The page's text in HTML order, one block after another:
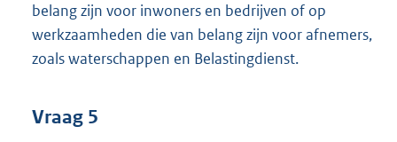
belang zijn voor inwoners en bedrijven of op
werkzaamheden die van belang zijn voor afnemers,
zoals waterschappen en Belastingdienst.
Vraag 5